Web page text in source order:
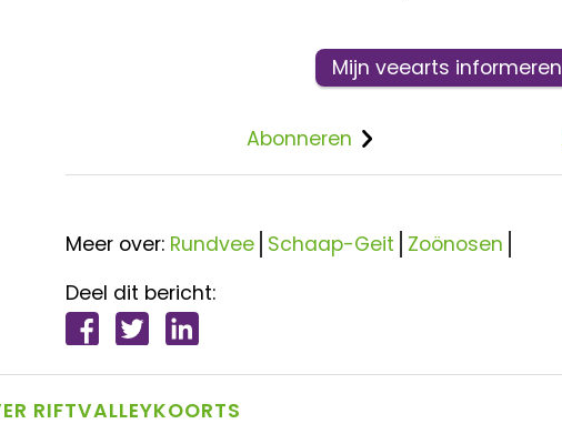
Mijn veearts informeren
Abonneren
Meer over: Rundvee Schaap-Geit Zoönosen
Deel dit bericht:
RIFTVALLEYKOORTS